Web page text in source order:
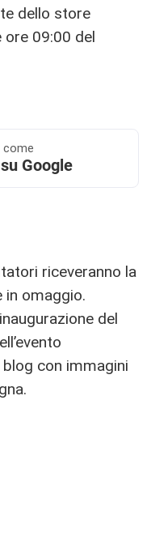
dello store
ore 09:00 del
come
Google
riceveranno la
in omaggio.
del
con immagini